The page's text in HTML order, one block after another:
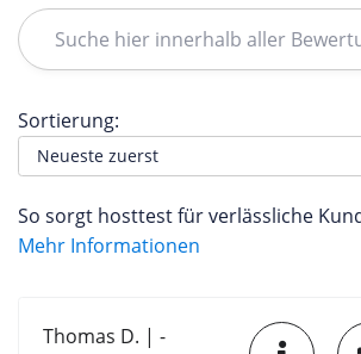
Sortierung:
So sorgt hosttest für verlässliche
Mehr Informationen
Thomas D. | -